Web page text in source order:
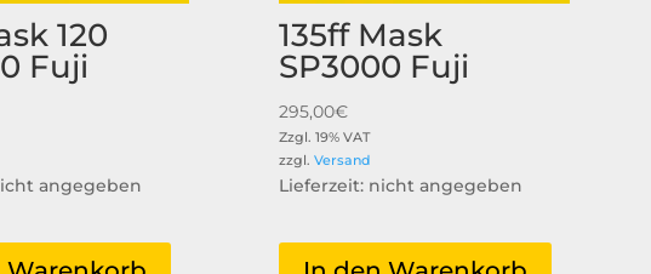
120
Fuji
angegeben
135ff Mask
SP3000 Fuji
295,00€
Zzgl. 19% VAT
zzgl. Versand
Lieferzeit: nicht angegeben